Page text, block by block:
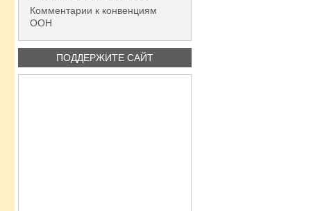
Комментарии к конвенциям
ООН
ПОДДЕРЖИТЕ САЙТ